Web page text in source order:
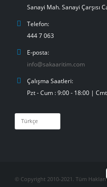
Sanayi Mah. Sanayi Çarşısı
Telefon:
444 7 063
E-posta:
info@sakaaritim.com
Çalışma Saatleri:
Pzt - Cum : 9:00 - 18:00 |
Dil
Seç
© Copyright 2010-2021. Tüm Hakları